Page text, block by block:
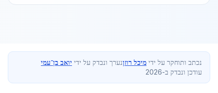
נכתב ותוחקר על ידי מיכל רוזןנערך ונבדק על ידי יואב בן־עמי
עודכן ונבדק ב-2026